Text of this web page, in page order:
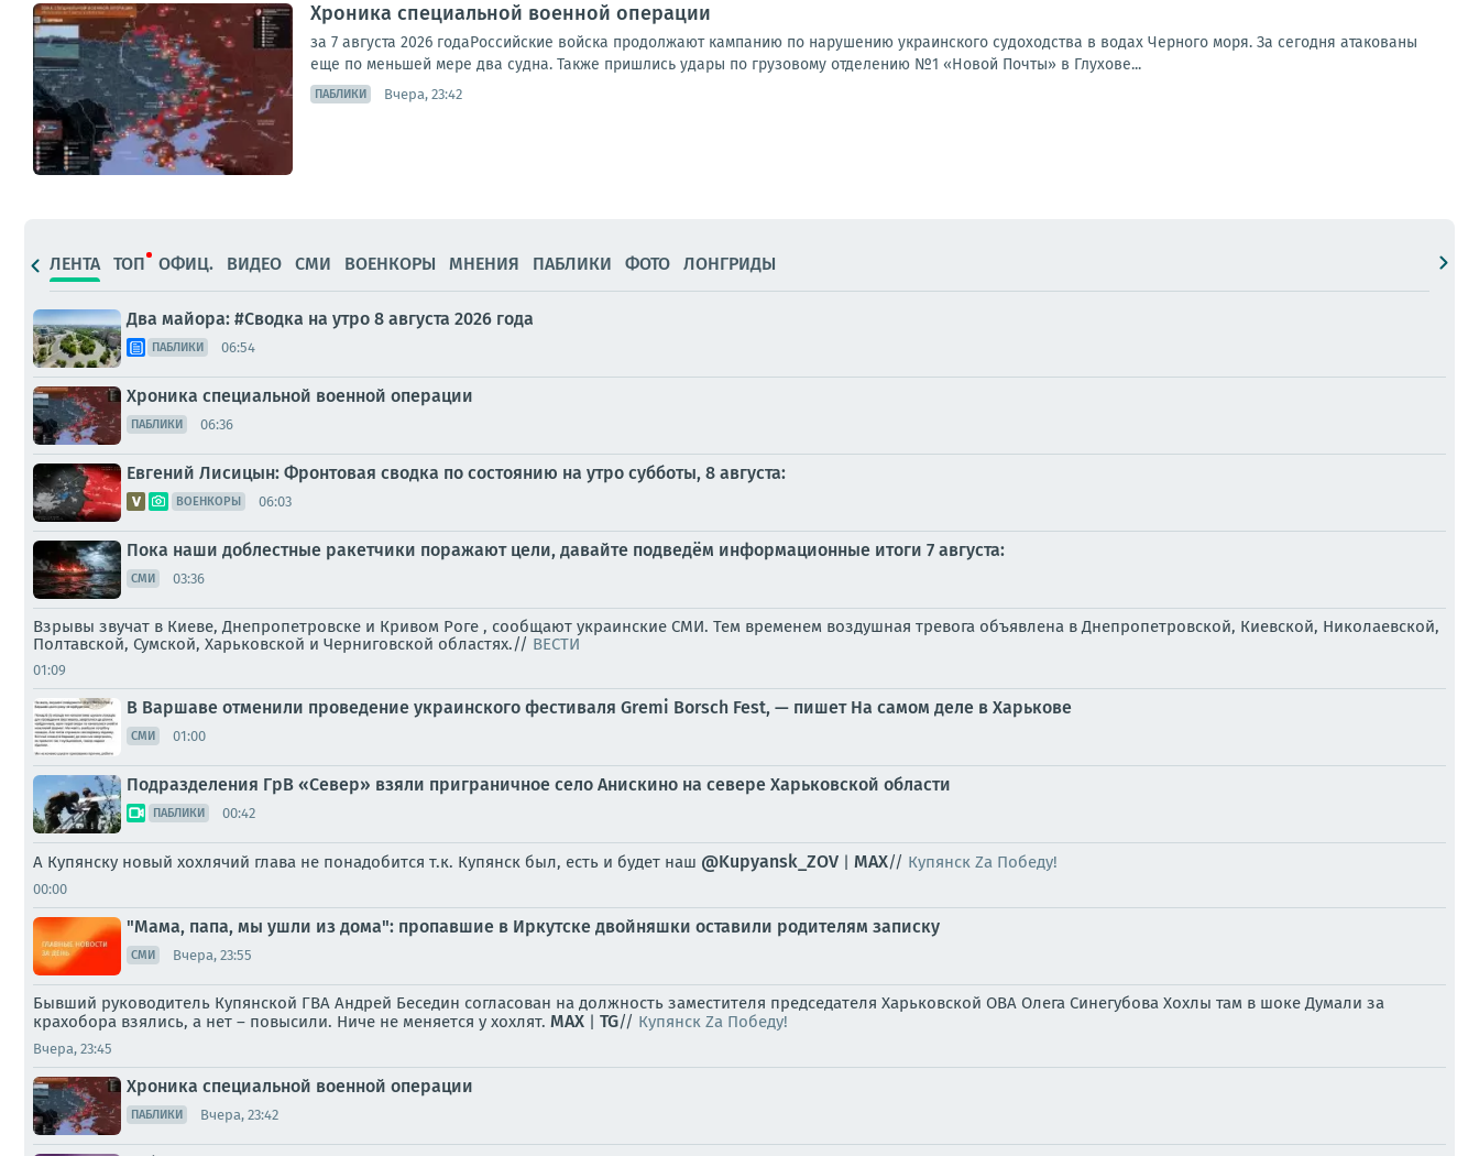
Хроника специальной военной операции
за 7 августа 2026 годаРоссийские войска продолжают кампанию по нарушению украинского судоходства в водах Черного моря. За сегодня атакованы
еще по меньшей мере два судна. Также пришлись удары по грузовому отделению №1 «Новой Почты» в Глухове...
ПАБЛИКИ Вчера, 23:42
ЛЕНТА ТОП ОФИЦ. ВИДЕО СМИ ВОЕНКОРЫ МНЕНИЯ ПАБЛИКИ ФОТО ЛОНГРИДЫ
Два майора: #Сводка на утро 8 августа 2026 года
ПАБЛИКИ 06:54
Хроника специальной военной операции
ПАБЛИКИ 06:36
Евгений Лисицын: Фронтовая сводка по состоянию на утро субботы, 8 августа:
ВОЕНКОРЫ 06:03
Пока наши доблестные ракетчики поражают цели, давайте подведём информационные итоги 7 августа:
СМИ 03:36
Взрывы звучат в Киеве, Днепропетровске и Кривом Роге , сообщают украинские СМИ. Тем временем воздушная тревога объявлена в Днепропетровской, Киевской, Николаевской,
Полтавской, Сумской, Харьковской и Черниговской областях.// ВЕСТИ
01:09
В Варшаве отменили проведение украинского фестиваля Gremi Borsch Fest, — пишет На самом деле в Харькове
СМИ 01:00
Подразделения ГрВ «Север» взяли приграничное село Анискино на севере Харьковской области
ПАБЛИКИ 00:42
А Купянску новый хохлячий глава не понадобится т.к. Купянск был, есть и будет наш @Kupyansk_ZOV | MAX// Купянск Za Победу!
00:00
"Мама, папа, мы ушли из дома": пропавшие в Иркутске двойняшки оставили родителям записку
СМИ Вчера, 23:55
Бывший руководитель Купянской ГВА Андрей Беседин согласован на должность заместителя председателя Харьковской ОВА Олега Синегубова Хохлы там в шоке Думали за
крахобора взялись, а нет – повысили. Ниче не меняется у хохлят. MAX | TG// Купянск Za Победу!
Вчера, 23:45
Хроника специальной военной операции
ПАБЛИКИ Вчера, 23:42